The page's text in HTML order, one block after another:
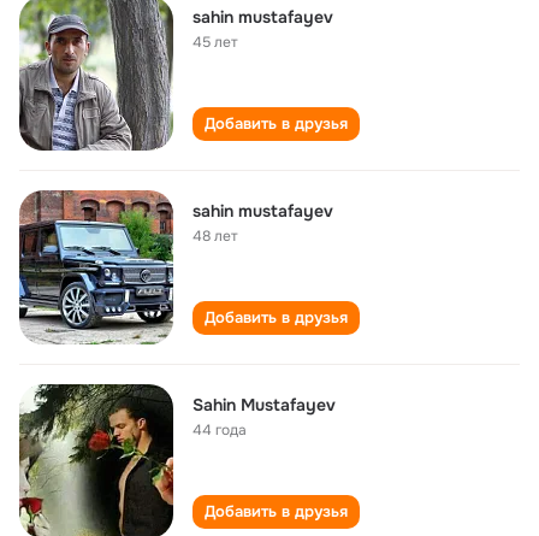
sahin mustafayev
45 лет
Добавить в друзья
sahin mustafayev
48 лет
Добавить в друзья
Sahin Mustafayev
44 года
Добавить в друзья